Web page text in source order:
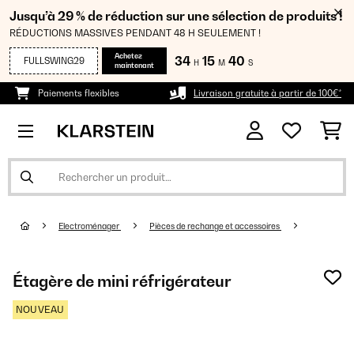
Jusqu’à 29 % de réduction sur une sélection de produits !
RÉDUCTIONS MASSIVES PENDANT 48 H SEULEMENT !
FULLSWING29
Achetez
maintenant
34 H 15 M 40 S
Paiements flexibles Livraison gratuite à partir de 100€*
Electroménager Pièces de rechange et accessoires
Étagère de mini réfrigérateur
NOUVEAU